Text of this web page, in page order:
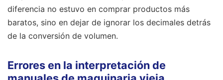
diferencia no estuvo en comprar productos más
baratos, sino en dejar de ignorar los decimales detrás
de la conversión de volumen.
Errores en la interpretación de